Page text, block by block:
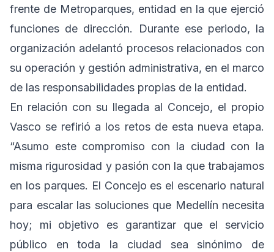
frente de Metroparques, entidad en la que ejerció
funciones de dirección. Durante ese periodo, la
organización adelantó procesos relacionados con
su operación y gestión administrativa, en el marco
de las responsabilidades propias de la entidad.
En relación con su llegada al Concejo, el propio
Vasco se refirió a los retos de esta nueva etapa.
“Asumo este compromiso con la ciudad con la
misma rigurosidad y pasión con la que trabajamos
en los parques. El Concejo es el escenario natural
para escalar las soluciones que Medellín necesita
hoy; mi objetivo es garantizar que el servicio
público en toda la ciudad sea sinónimo de